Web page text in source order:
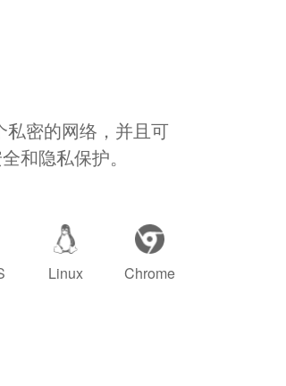
私密的网络，并且可
和隐私保护。
Linux Chrome